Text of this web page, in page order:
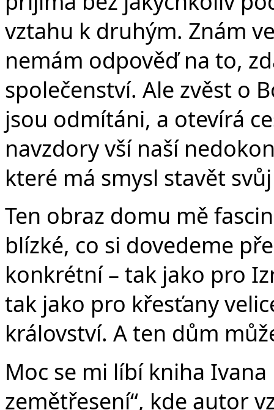
vztahu k druhým. Znám
nemám odpověď na to,
společenství. Ale zvěst o
jsou odmítáni, a otevírá
navzdory vší naší
které má smysl stavět
Ten obraz domu mě
blízké, co si dovedeme
konkrétní – tak jako pro
tak jako pro křesťany
království. A ten dům
Moc se mi líbí kniha
zemětřesení“, kde autor